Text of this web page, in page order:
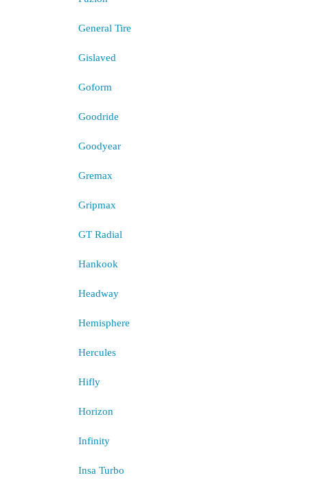
General Tire
Gislaved
Goform
Goodride
Goodyear
Gremax
Gripmax
GT Radial
Hankook
Headway
Hemisphere
Hercules
Hifly
Horizon
Infinity
Insa Turbo